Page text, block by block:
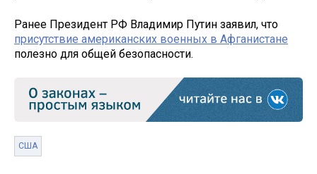
Ранее Президент РФ Владимир Путин заявил, что
присутствие американских военных в Афганистане
полезно для общей безопасности.
США